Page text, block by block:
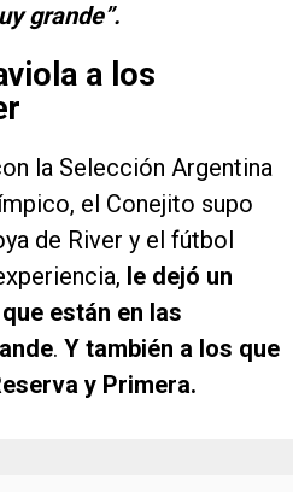
grande”.
a los
la Selección Argentina
el Conejito supo
de River y el fútbol
le dejó un
están en las
. Y también a los que
y Primera.